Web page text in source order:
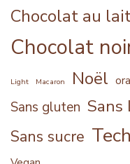
Chocolat au
Chocolat
Light Macaron Noël
Sans gluten Sans
Sans sucre